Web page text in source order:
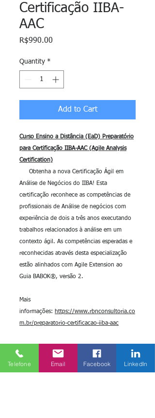
Certificação IIBA-
AAC
R$990.00
Quantity *
Add to Cart
Curso Ensino a Distância (EaD) Preparatório
para Certificação IIBA-AAC (Agile Analysis
Certification)
Obtenha a nova Certificação Ágil em
Análise de Negócios do IIBA! Esta
certificação reconhece as competências de
profissionais de Análise de negócios com
experiência de dois a três anos executando
trabalhos relacionados à análise em um
contexto ágil. As competências esperadas e
reconhecidas através desta especialização
estão alinhados com Agile Extension ao
Guia BABOK®, versão 2.
Mais
informações: https://www.rbnconsultoria.co
m.br/preparatorio-certificacao-iiba-aac
DATAS E HORÁRIOS
Telefone Email Facebook LinkedIn